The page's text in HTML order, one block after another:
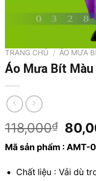
TRANG CHỦ / ÁO MƯA
Áo Mưa Bít Màu
118,000₫
was:
Mã sản phẩm : AMT-
Chất liệu : Vải dù